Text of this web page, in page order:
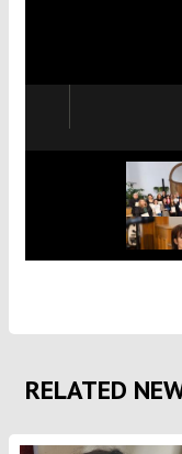
RELATED